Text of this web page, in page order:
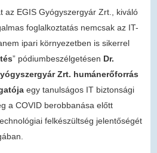
az EGIS Gyógyszergyár Zrt., kiváló
foglalkoztatás nemcsak az IT-
ipari környezetben is sikerrel
” pódiumbeszélgetésen Dr.
Zrt. humánerőforrás
egy tanulságos IT biztonsági
a COVID berobbanása előtt
felkészültség jelentőségét